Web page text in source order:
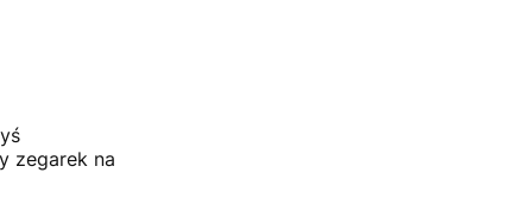
zegarek na